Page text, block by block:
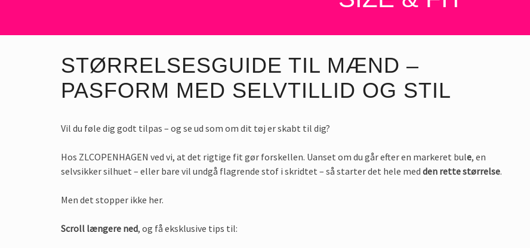
STØRRELSESGUIDE TIL MÆND –
PASFORM MED SELVTILLID OG STIL
Vil du føle dig godt tilpas – og se ud som om dit tøj er skabt til dig?
Hos ZLCOPENHAGEN ved vi, at det rigtige fit gør forskellen. Uanset om du går efter en markeret bule, en
selvsikker silhuet – eller bare vil undgå flagrende stof i skridtet – så starter det hele med den rette størrelse.
Men det stopper ikke her.
Scroll længere ned, og få eksklusive tips til: